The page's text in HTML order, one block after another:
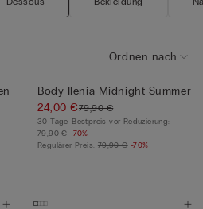
Ordnen nach
Body Ilenia Midnight Summer
24,00 €79,90 €
30-Tage-Bestpreis vor Reduzierung:
79,90 € -70%
Regulärer Preis: 79,90 € -70%